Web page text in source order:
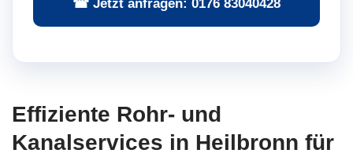
☎ Jetzt anfragen: 0176 83040428
Effiziente Rohr- und
Kanalservices in Heilbronn für